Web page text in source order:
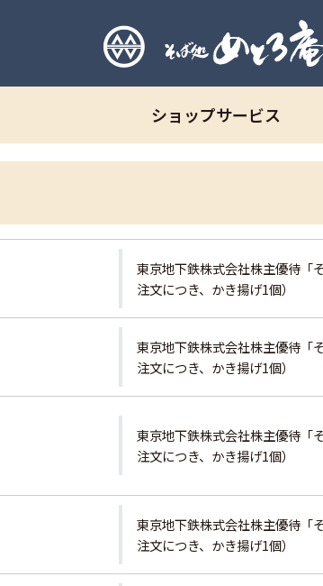
ショップサービス
東京地下鉄株式会社株主優待「
注文につき、かき揚げ1個）
東京地下鉄株式会社株主優待「
注文につき、かき揚げ1個）
東京地下鉄株式会社株主優待「
注文につき、かき揚げ1個）
東京地下鉄株式会社株主優待「
注文につき、かき揚げ1個）